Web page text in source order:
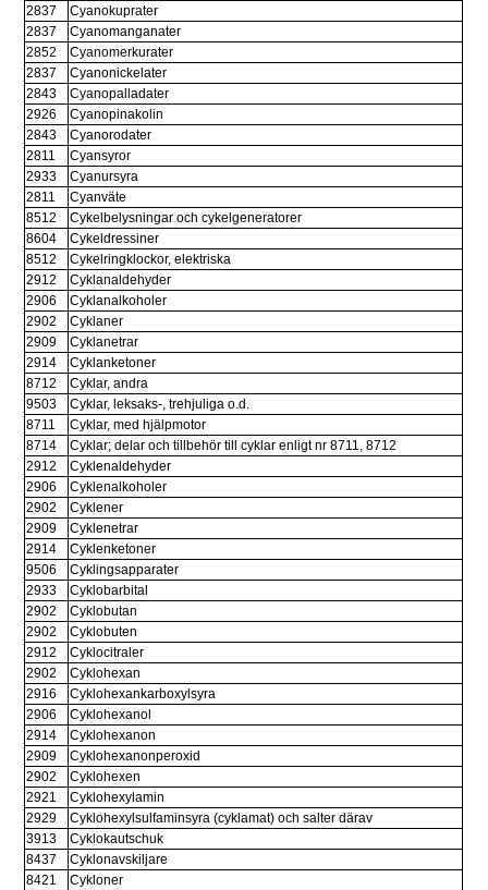
2837
Cyanokuprater
2837
Cyanomanganater
2852
Cyanomerkurater
2837
Cyanonickelater
2843
Cyanopalladater
2926
Cyanopinakolin
2843
Cyanorodater
2811
Cyansyror
2933
Cyanursyra
2811
Cyanväte
8512
Cykelbelysningar och cykelgeneratorer
8604
Cykeldressiner
8512
Cykelringklockor, elektriska
2912
Cyklanaldehyder
2906
Cyklanalkoholer
2902
Cyklaner
2909
Cyklanetrar
2914
Cyklanketoner
8712
Cyklar, andra
9503
Cyklar, leksaks-, trehjuliga o.d.
8711
Cyklar, med hjälpmotor
8714
Cyklar; delar och tillbehör till cyklar enligt nr 8711, 8712
2912
Cyklenaldehyder
2906
Cyklenalkoholer
2902
Cyklener
2909
Cyklenetrar
2914
Cyklenketoner
9506
Cyklingsapparater
2933
Cyklobarbital
2902
Cyklobutan
2902
Cyklobuten
2912
Cyklocitraler
2902
Cyklohexan
2916
Cyklohexankarboxylsyra
2906
Cyklohexanol
2914
Cyklohexanon
2909
Cyklohexanonperoxid
2902
Cyklohexen
2921
Cyklohexylamin
2929
Cyklohexylsulfaminsyra (cyklamat) och salter därav
3913
Cyklokautschuk
8437
Cyklonavskiljare
8421
Cykloner